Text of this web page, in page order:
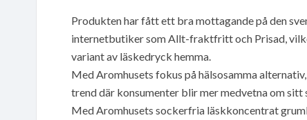
Produkten har fått ett bra mottagande på den
internetbutiker som Allt-fraktfritt och Prisad,
variant av läskedryck hemma.
Med Aromhusets fokus på hälsosamma
trend där konsumenter blir mer medvetna om
Med Aromhusets sockerfria läskkoncentrat